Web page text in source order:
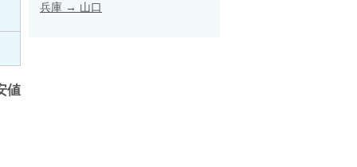
値
兵庫 → 山口